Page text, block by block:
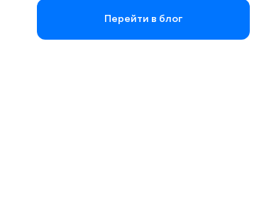
Перейти в блог